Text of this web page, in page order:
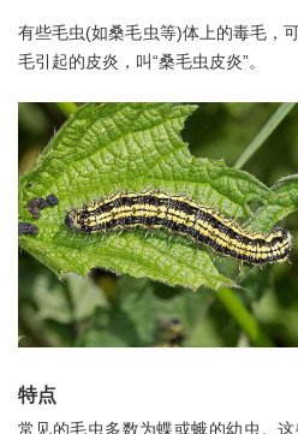
有些毛虫(如桑毛虫等)体上的毒毛，
毛引起的皮炎，叫“桑毛虫皮炎”。
特点
常见的毛虫多数为蝶或蛾的幼虫。